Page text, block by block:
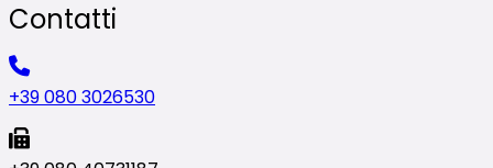
Contatti
+39 080 3026530